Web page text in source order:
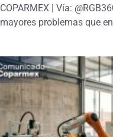
COPARMEX | Vía:
mayores problemas que